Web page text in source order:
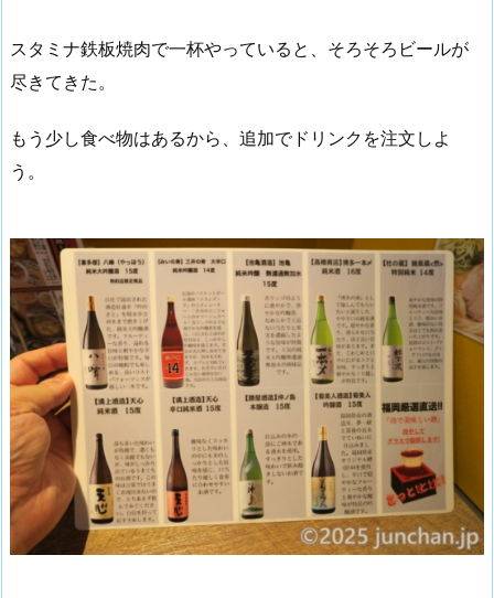
スタミナ鉄板焼肉で一杯やっていると、そろそろビールが
尽きてきた。
もう少し食べ物はあるから、追加でドリンクを注文しよ
う。